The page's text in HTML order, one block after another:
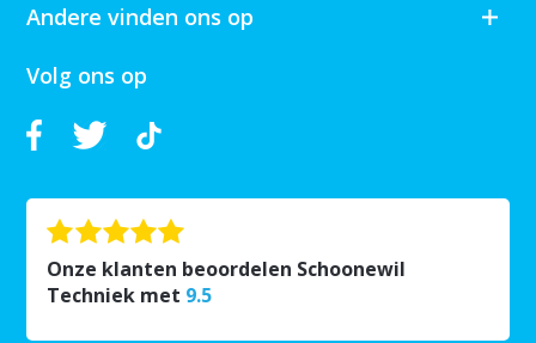
Andere vinden ons op
Volg ons op
Onze klanten beoordelen Schoonewil
Techniek met 9.5